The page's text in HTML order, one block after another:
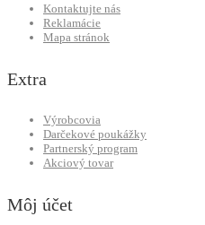
Kontaktujte nás
Reklamácie
Mapa stránok
Extra
Výrobcovia
Darčekové poukážky
Partnerský program
Akciový tovar
Môj účet